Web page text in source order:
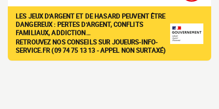
LES JEUX D'ARGENT ET DE HASARD PEUVENT ÊTRE
DANGEREUX : PERTES D'ARGENT, CONFLITS
FAMILIAUX, ADDICTION…
RETROUVEZ NOS CONSEILS SUR JOUEURS-INFO-
SERVICE.FR (09 74 75 13 13 - APPEL NON SURTAXÉ)